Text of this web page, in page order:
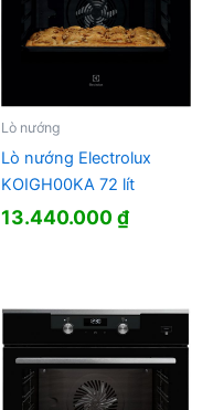
Lò nướng
Lò nướng Electrolux
KOIGH00KA 72 lít
13.440.000₫